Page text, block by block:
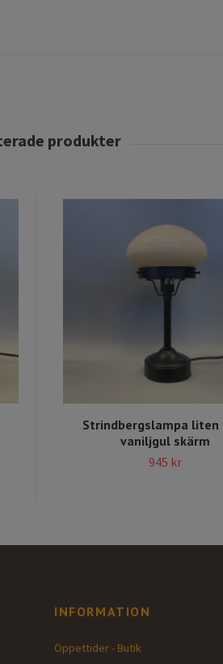
Strindbergslampa liten
vaniljgul skärm
945 kr
INFORMATION
Öppettider - Butik